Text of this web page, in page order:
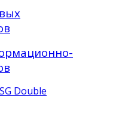
SG Double